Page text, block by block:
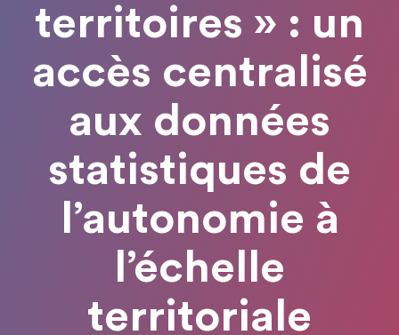
territoires » : un
accès centralisé
aux données
statistiques de
l’autonomie à
l’échelle
territoriale